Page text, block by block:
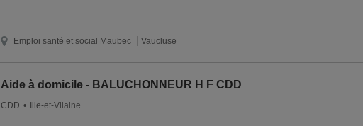
Emploi santé et social Maubec Vaucluse
Aide à domicile - BALUCHONNEUR H F CDD
CDD Ille-et-Vilaine